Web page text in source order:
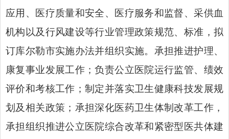
应用、医疗质量和安全、医疗服务和监督、采供血
机构以及行风建设等行业管理政策规范、标准，拟
订库尔勒市实施办法并组织实施。承担推进护理、
康复事业发展工作；负责公立医院运行监管、绩效
评价和考核工作；制定并落实卫生健康科技发展规
划及相关政策；承担深化医药卫生体制改革工作，
承担组织推进公立医院综合改革和紧密型医共体建